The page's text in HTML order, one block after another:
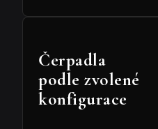
Čerpadla
podle zvolené
konfigurace